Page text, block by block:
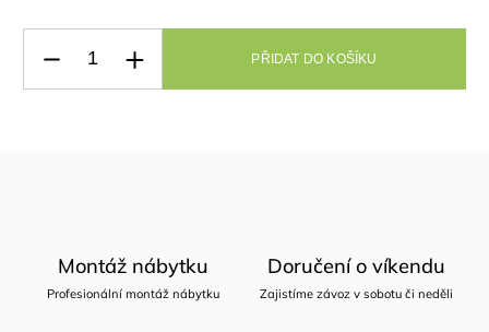
PŘIDAT DO KOŠÍKU
Montáž nábytku
Profesionální montáž nábytku
Doručení o víkendu
Zajistíme závoz v sobotu či neděli